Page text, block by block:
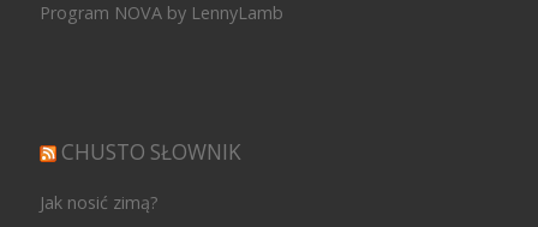
Program NOVA by LennyLamb
CHUSTO SŁOWNIK
Jak nosić zimą?